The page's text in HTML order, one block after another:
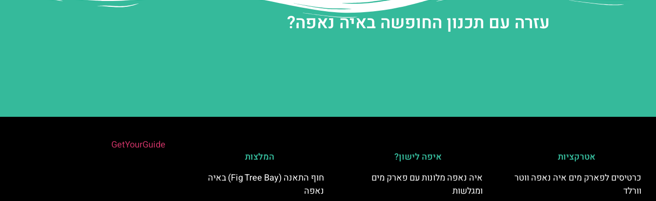
עזרה עם תכנון החופשה באיה נאפה?
אטרקציות
כרטיסים לפארק מים איה נאפה ווטר
וורלד
איפה לישון?
איה נאפה מלונות עם פארק מים
ומגלשות
המלצות
חוף התאנה (Fig Tree Bay) באיה
נאפה
GetYourGuide